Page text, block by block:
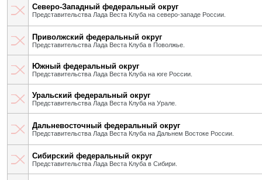
Северо-Западный федеральный округ
Представительства Лада Веста Клуба на северо-западе России.
Приволжский федеральный округ
Представительства Лада Веста Клуба в Поволжье.
Южный федеральный округ
Представительства Лада Веста Клуба на юге России.
Уральский федеральный округ
Представительства Лада Веста Клуба на Урале.
Дальневосточный федеральный округ
Представительства Лада Веста Клуба на Дальнем Востоке России.
Сибирский федеральный округ
Представительства Лада Веста Клуба в Сибири.